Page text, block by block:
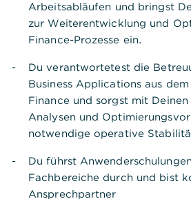
Arbeitsabläufen und bringst
zur Weiterentwicklung und
Finance-Prozesse ein.
Du verantwortetest die
Business Applications aus
Finance und sorgst mit
Analysen und
notwendige operative
Du führst
Fachbereiche durch und bist
Ansprechpartner